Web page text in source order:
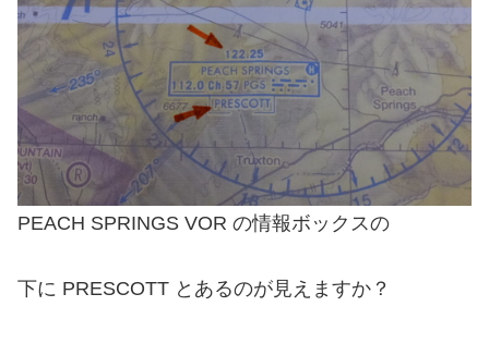
PEACH SPRINGS VOR の情報ボックスの
下に PRESCOTT とあるのが見えますか？